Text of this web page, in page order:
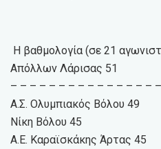
Η βαθμολογία (σε 21
Απόλλων Λάρισας 51
– – – – – – – – – – – – – – –
Α.Σ. Ολυμπιακός Βόλου 49
Νίκη Βόλου 45
Α.Ε. Καραϊσκάκης Άρτας 45